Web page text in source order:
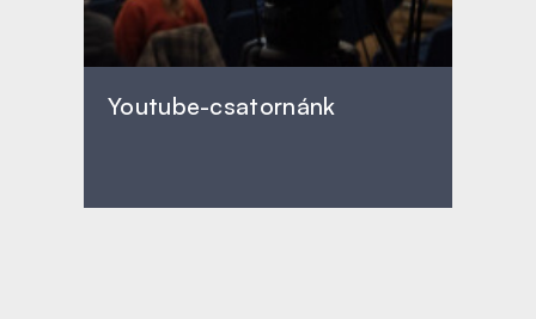
Youtube-csatornánk